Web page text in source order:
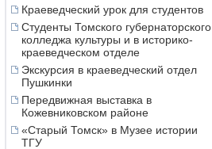
Краеведческий урок для студентов
Студенты Томского губернаторского
колледжа культуры и в историко-
краеведческом отделе
Экскурсия в краеведческий отдел
Пушкинки
Передвижная выставка в
Кожевниковском районе
«Старый Томск» в Музее истории
ТГУ